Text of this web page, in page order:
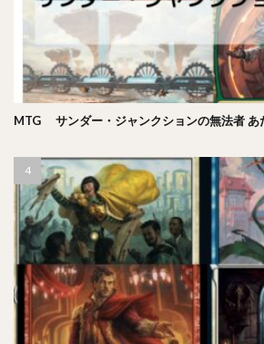
MTG サンダー・ジャンクションの無法者